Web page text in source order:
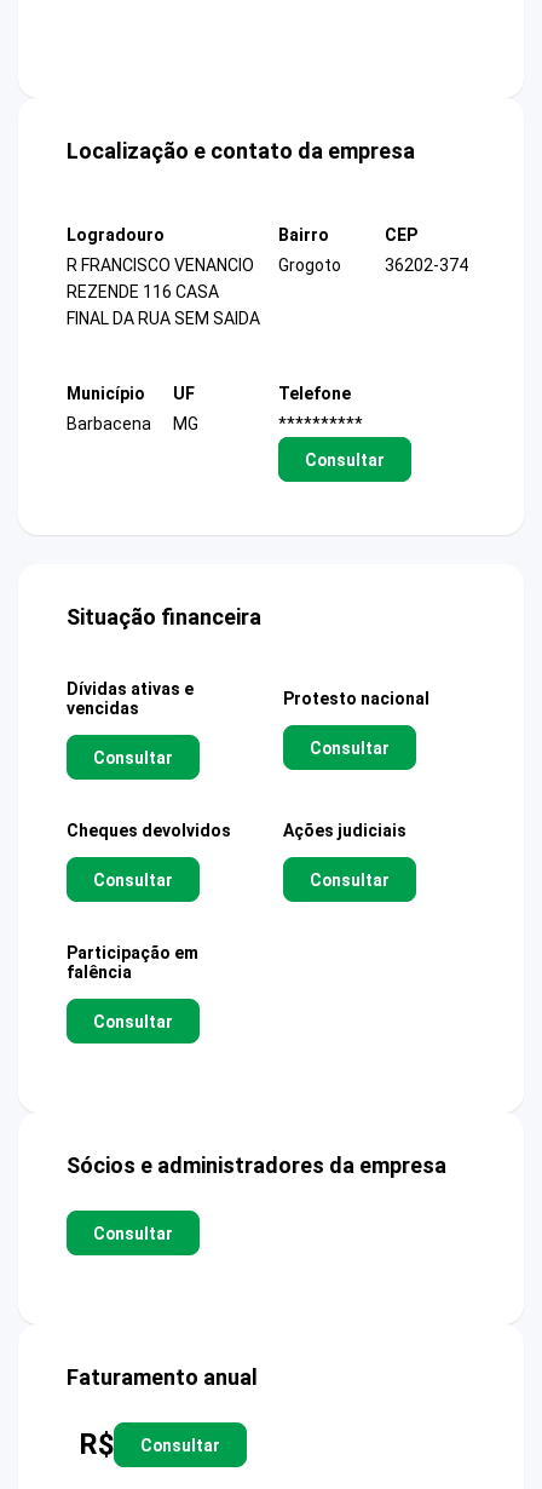
Localização e contato da empresa
Logradouro
R FRANCISCO VENANCIO
REZENDE 116 CASA
FINAL DA RUA SEM SAIDA
Bairro
Grogoto
CEP
36202-374
Município
Barbacena
UF
MG
Telefone
**********
Consultar
Situação financeira
Dívidas ativas e
vencidas
Consultar
Protesto nacional
Consultar
Cheques devolvidos
Consultar
Ações judiciais
Consultar
Participação em
falência
Consultar
Sócios e administradores da empresa
Consultar
Faturamento anual
R$ Consultar